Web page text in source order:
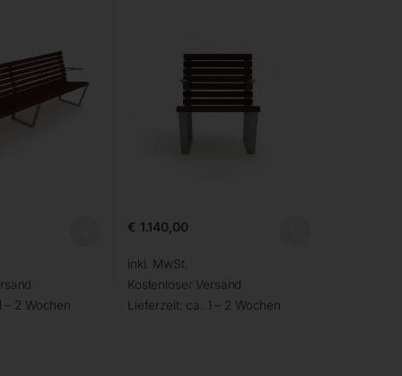
– 2 Wochen
€ 1.140,00
inkl. MwSt.
Kostenloser Versand
Lieferzeit: ca. 1 – 2 Wochen